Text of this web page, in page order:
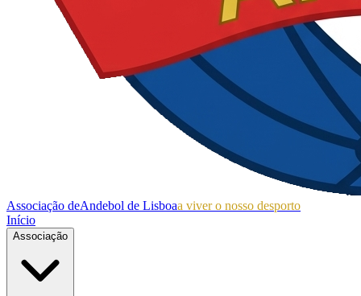
Associação deAndebol de Lisboaa viver o nosso desporto
Início
Associação